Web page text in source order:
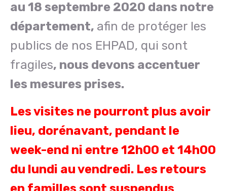
au 18 septembre 2020 dans notre
département, afin de protéger les
publics de nos EHPAD, qui sont
fragiles, nous devons accentuer
les mesures prises.
Les visites ne pourront plus avoir
lieu, dorénavant, pendant le
week-end ni entre 12h00 et 14h00
du lundi au vendredi. Les retours